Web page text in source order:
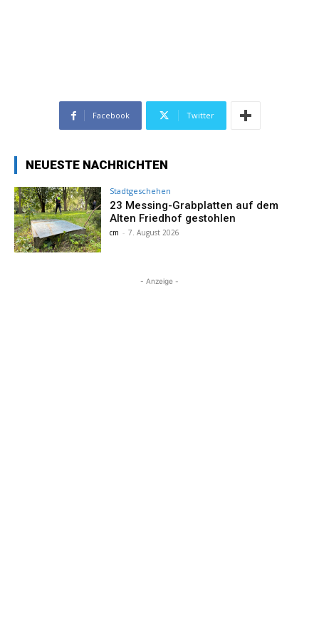
Facebook Twitter
NEUESTE NACHRICHTEN
Stadtgeschehen
23 Messing-Grabplatten auf dem
Alten Friedhof gestohlen
cm - 7. August 2026
- Anzeige -